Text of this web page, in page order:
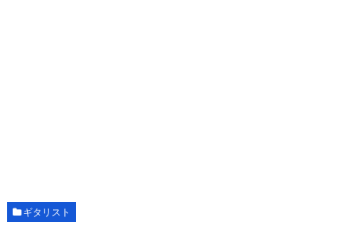
ギタリスト